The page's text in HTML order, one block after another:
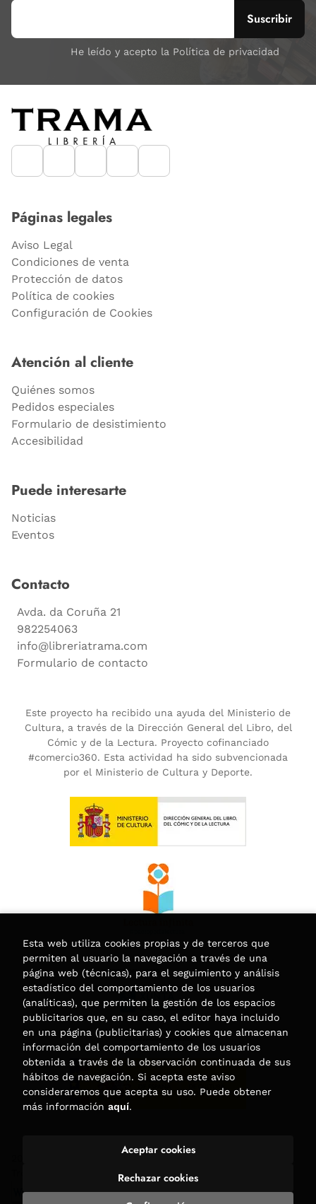
He leído y acepto la Política de privacidad
Páginas legales
Aviso Legal
Condiciones de venta
Protección de datos
Política de cookies
Configuración de Cookies
Atención al cliente
Quiénes somos
Pedidos especiales
Formulario de desistimiento
Accesibilidad
Puede interesarte
Noticias
Eventos
Contacto
Avda. da Coruña 21
982254063
info@libreriatrama.com
Formulario de contacto
Este proyecto ha recibido una ayuda del Ministerio de
Cultura, a través de la Dirección General del Libro, del
Cómic y de la Lectura. Proyecto cofinanciado
#comercio360. Esta actividad ha sido subvencionada
por el Ministerio de Cultura y Deporte.
. Todos los Derechos Reservados |
Esta web utiliza cookies propias y de terceros que
permiten al usuario la navegación a través de una
página web (técnicas), para el seguimiento y análisis
estadístico del comportamiento de los usuarios
(analíticas), que permiten la gestión de los espacios
publicitarios que, en su caso, el editor haya incluido
en una página (publicitarias) y cookies que almacenan
información del comportamiento de los usuarios
obtenida a través de la observación continuada de sus
hábitos de navegación. Si acepta este aviso
consideraremos que acepta su uso. Puede obtener
más información aquí.
Rechazar cookies
Aceptar cookies